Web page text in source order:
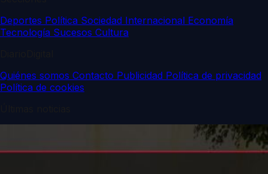
Deportes Política Sociedad Internacional Economía
Tecnología Sucesos Cultura
Quiénes somos Contacto Publicidad Política de privacidad
Política de cookies